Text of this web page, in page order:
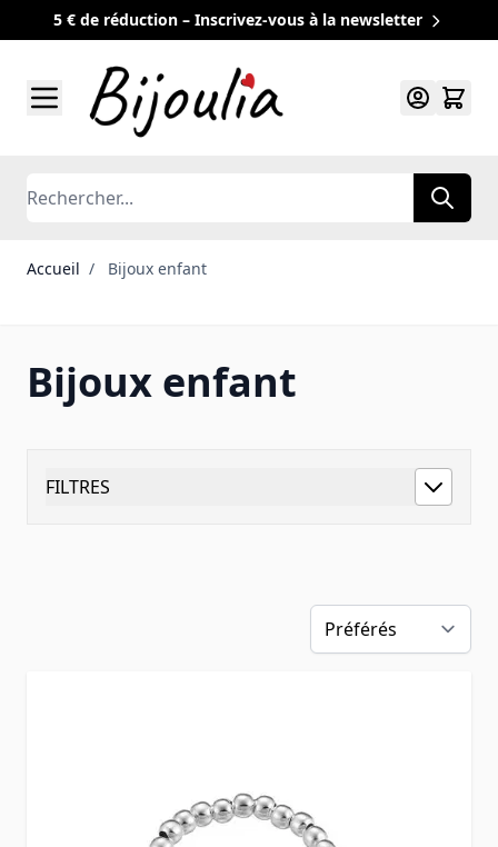
5 € de réduction – Inscrivez-vous à la newsletter
Rechercher
Accueil / Bijoux enfant
Bijoux enfant
FILTRES